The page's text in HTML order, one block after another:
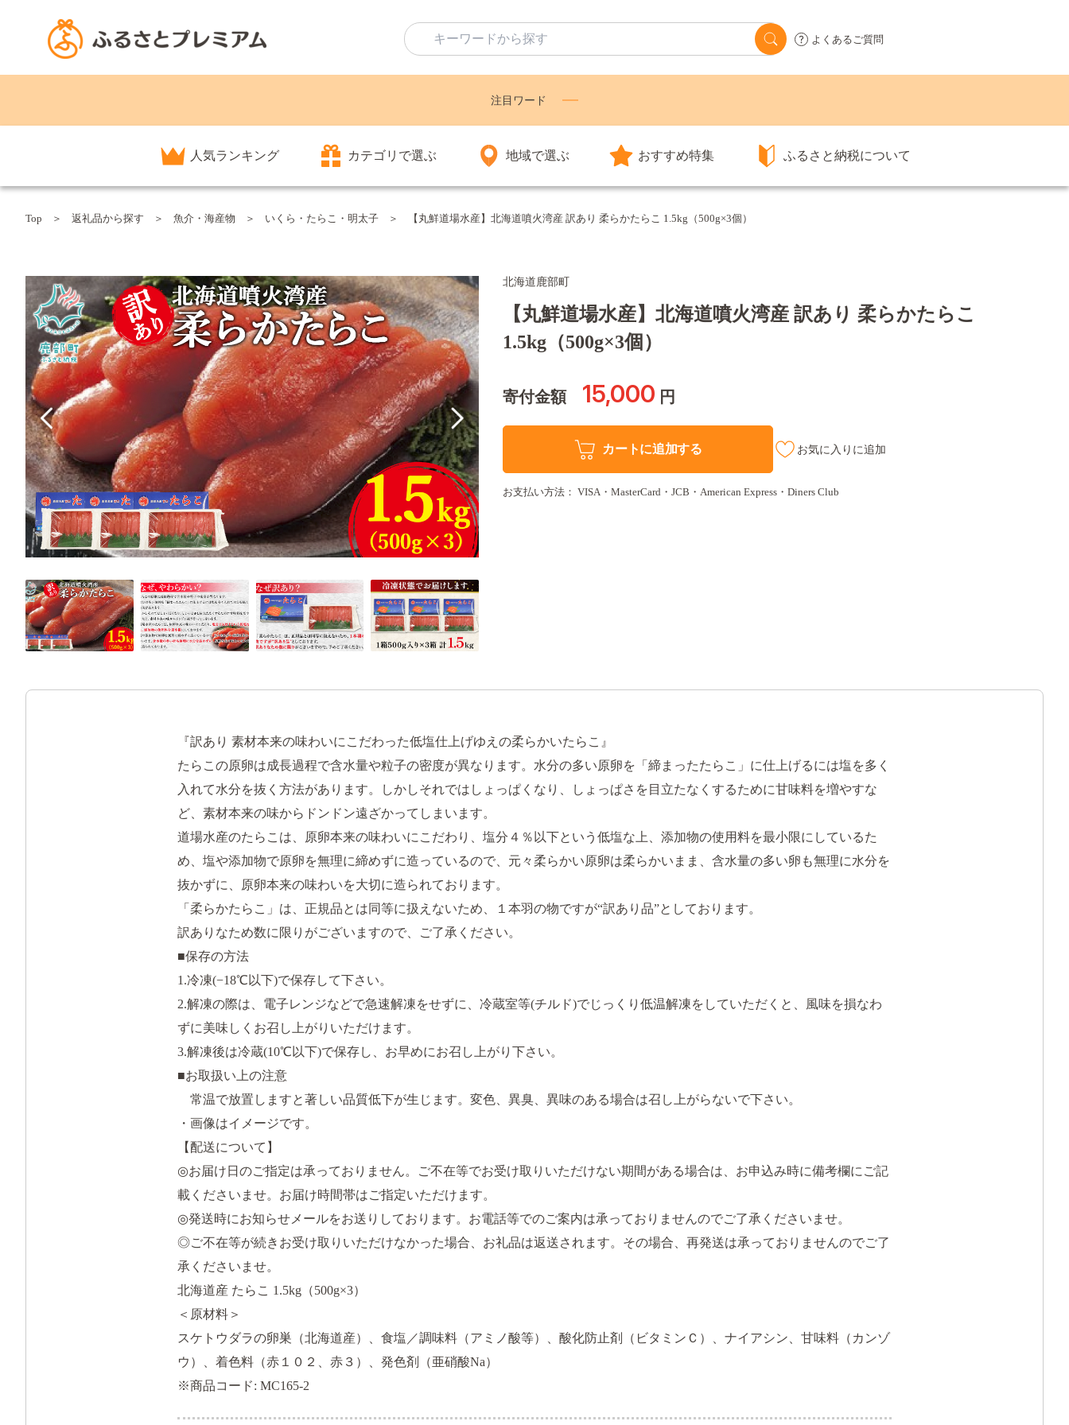
よくあるご質問
注目ワード
人気ランキング カテゴリで選ぶ 地域で選ぶ おすすめ特集 ふるさと納税について
Top 返礼品から探す 魚介・海産物 いくら・たらこ・明太子 【丸鮮道場水産】北海道噴火湾産 訳あり 柔らかたらこ 1.5kg（500g×3個）
北海道鹿部町
【丸鮮道場水産】北海道噴火湾産 訳あり 柔らかたらこ
1.5kg（500g×3個）
寄付金額 15,000 円
カートに追加する お気に入りに追加
お支払い方法： VISA・MasterCard・JCB・American Express・Diners Club
『訳あり 素材本来の味わいにこだわった低塩仕上げゆえの柔らかいたらこ』
たらこの原卵は成長過程で含水量や粒子の密度が異なります。水分の多い原卵を「締まったたらこ」に仕上げるには塩を多く
入れて水分を抜く方法があります。しかしそれではしょっぱくなり、しょっぱさを目立たなくするために甘味料を増やすな
ど、素材本来の味からドンドン遠ざかってしまいます。
道場水産のたらこは、原卵本来の味わいにこだわり、塩分４％以下という低塩な上、添加物の使用料を最小限にしているた
め、塩や添加物で原卵を無理に締めずに造っているので、元々柔らかい原卵は柔らかいまま、含水量の多い卵も無理に水分を
抜かずに、原卵本来の味わいを大切に造られております。
「柔らかたらこ」は、正規品とは同等に扱えないため、１本羽の物ですが“訳あり品”としております。
訳ありなため数に限りがございますので、ご了承ください。
■保存の方法
1.冷凍(−18℃以下)で保存して下さい。
2.解凍の際は、電子レンジなどで急速解凍をせずに、冷蔵室等(チルド)でじっくり低温解凍をしていただくと、風味を損なわ
ずに美味しくお召し上がりいただけます。
3.解凍後は冷蔵(10℃以下)で保存し、お早めにお召し上がり下さい。
■お取扱い上の注意
常温で放置しますと著しい品質低下が生じます。変色、異臭、異味のある場合は召し上がらないで下さい。
・画像はイメージです。
【配送について】
◎お届け日のご指定は承っておりません。ご不在等でお受け取りいただけない期間がある場合は、お申込み時に備考欄にご記
載くださいませ。お届け時間帯はご指定いただけます。
◎発送時にお知らせメールをお送りしております。お電話等でのご案内は承っておりませんのでご了承くださいませ。
◎ご不在等が続きお受け取りいただけなかった場合、お礼品は返送されます。その場合、再発送は承っておりませんのでご了
承くださいませ。
北海道産 たらこ 1.5kg（500g×3）
＜原材料＞
スケトウダラの卵巣（北海道産）、食塩／調味料（アミノ酸等）、酸化防止剤（ビタミンＣ）、ナイアシン、甘味料（カンゾ
ウ）、着色料（赤１０２、赤３）、発色剤（亜硝酸Na）
※商品コード: MC165-2